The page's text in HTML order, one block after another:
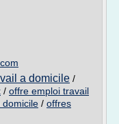
a domicile /
/ offre emploi travail
/ offres